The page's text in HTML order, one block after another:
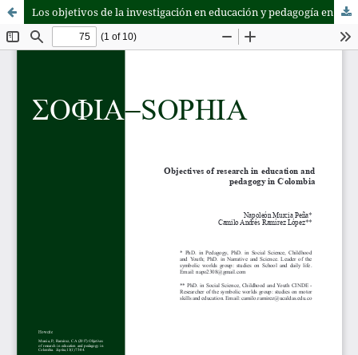
Los objetivos de la investigación en educación y pedagogía en Colombia